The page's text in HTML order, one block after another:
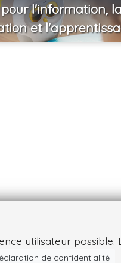
l'information,
et
utilisateur possible.
de confidentialité